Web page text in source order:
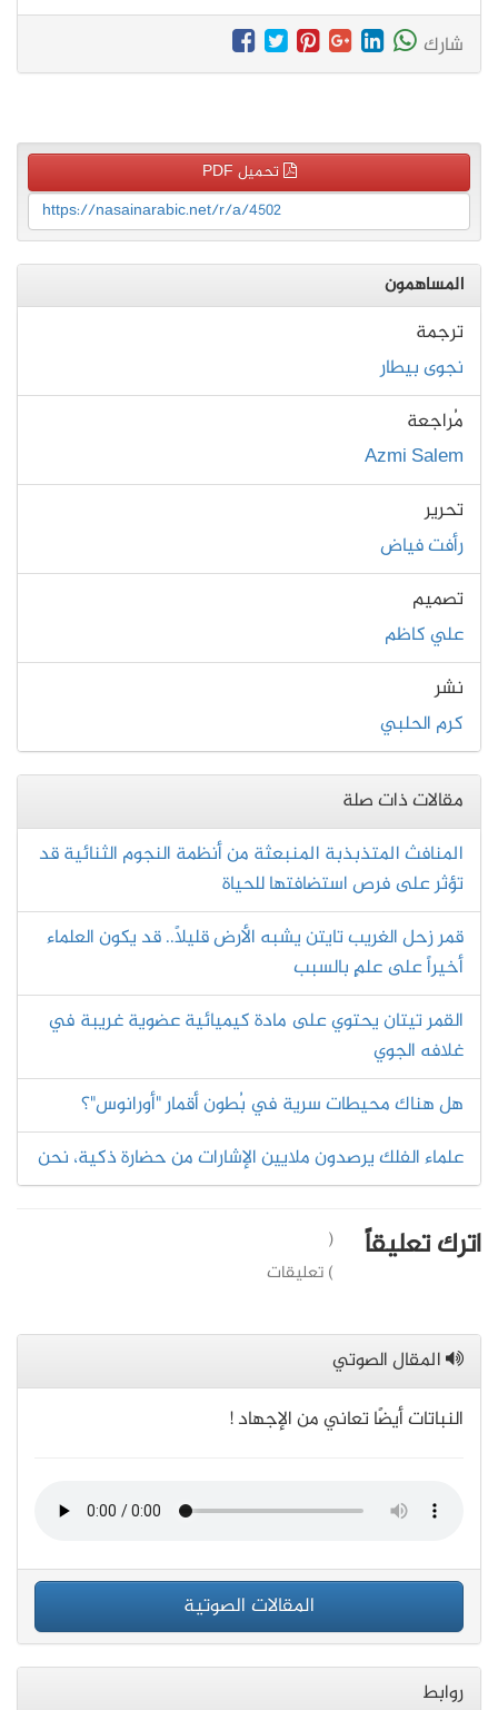
شارك
تحميل PDF
https://nasainarabic.net/r/a/4502
المساهمون
ترجمة
نجوى بيطار
مُراجعة
Azmi Salem
تحرير
رأفت فياض
تصميم
علي كاظم
نشر
كرم الحلبي
مقالات ذات صلة
المنافث المتذبذبة المنبعثة من أنظمة النجوم الثنائية قد
تؤثر على فرص استضافتها للحياة
قمر زحل الغريب تايتن يشبه الأرض قليلاً.. قد يكون العلماء
أخيراً على علمٍ بالسبب
القمر تيتان يحتوي على مادة كيميائية عضوية غريبة في
غلافه الجوي
هل هناك محيطات سرية في بُطون أقمار "أورانوس"؟
علماء الفلك يرصدون ملايين الإشارات من حضارة ذكية، نحن
اترك تعليقاً
(
) تعليقات
المقال الصوتي
النباتات أيضًا تعاني من الإجهاد !
المقالات الصوتية
روابط